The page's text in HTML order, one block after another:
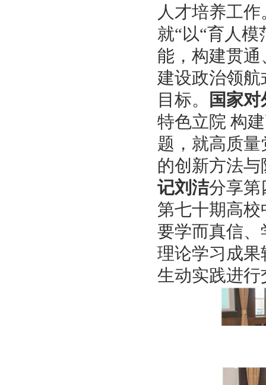
人才培养工作
就“以“育人
能，构建贯通
建设政治领
目标。
国家
特色立院 构
题，就高质
的创新方法
记刘洁分享第
第七十期高
要学而真信
理论学习成
生动实践进行